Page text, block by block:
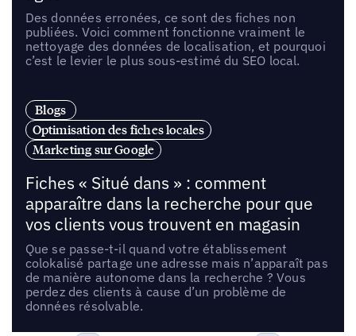
Des données erronées, ce sont des fiches non
publiées. Voici comment fonctionne vraiment le
nettoyage des données de localisation, et pourquoi
c’est le levier le plus sous-estimé du SEO local.
Blogs
Optimisation des fiches locales
Marketing sur Google
Fiches « Situé dans » : comment
apparaître dans la recherche pour que
vos clients vous trouvent en magasin
Que se passe-t-il quand votre établissement
colokalisé partage une adresse mais n’apparaît pas
de manière autonome dans la recherche ? Vous
perdez des clients à cause d’un problème de
données résolvable.